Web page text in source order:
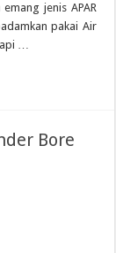
jenis APAR
pakai Air
api …
Bore